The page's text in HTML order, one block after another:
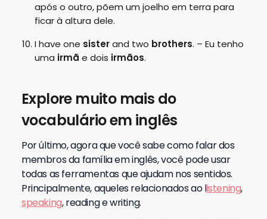
após o outro, põem um joelho em terra para
ficar à altura dele.
I have one sisterand two brothers. – Eu tenho
uma irmã e dois irmãos.
Explore muito mais do
vocabulário em inglês
Por último, agora que você sabe como falar dos
membros da família em inglês, você pode usar
todas as ferramentas que ajudam nos sentidos.
Principalmente, aqueles relacionados ao listening,
speaking, reading e writing.